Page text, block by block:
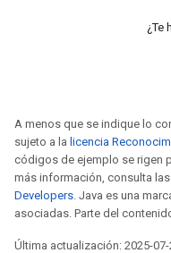
¿Te
A menos que se indique lo
sujeto a la licencia
códigos de ejemplo se rigen
más información, consulta las
Developers. Java es una
asociadas. Parte del
Última actualización: 2025-07-